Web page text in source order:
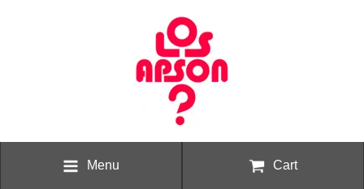
Menu Cart